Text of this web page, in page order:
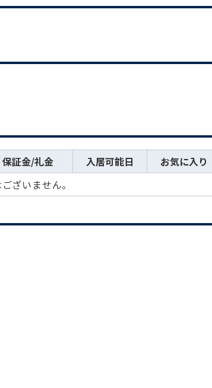
証金/礼金 入居可能日 お気に入り
ざいません。